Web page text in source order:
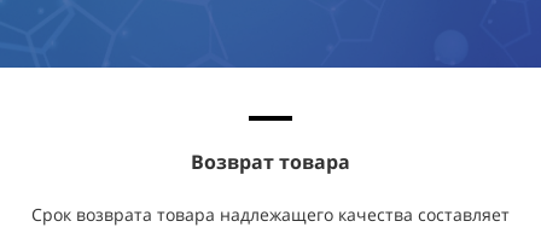
Возврат товара
Срок возврата товара надлежащего качества составляет